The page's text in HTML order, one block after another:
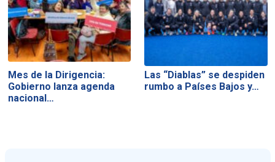
Mes de la Dirigencia:
Gobierno lanza agenda
nacional…
Las “Diablas” se despiden
rumbo a Países Bajos y…